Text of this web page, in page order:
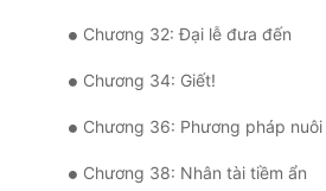
Chương 32: Đại lễ đưa đến
Chương 34: Giết!
Chương 36: Phương pháp
Chương 38: Nhân tài tiềm ẩn